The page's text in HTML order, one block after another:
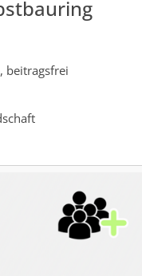
beitragsfrei